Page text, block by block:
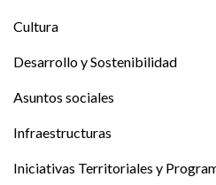
Cultura
Desarrollo y Sostenibilidad
Asuntos sociales
Infraestructuras
Iniciativas Territoriales y